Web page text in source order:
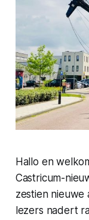
Hallo en
Castricum-
zestien nieuwe
lezers nadert